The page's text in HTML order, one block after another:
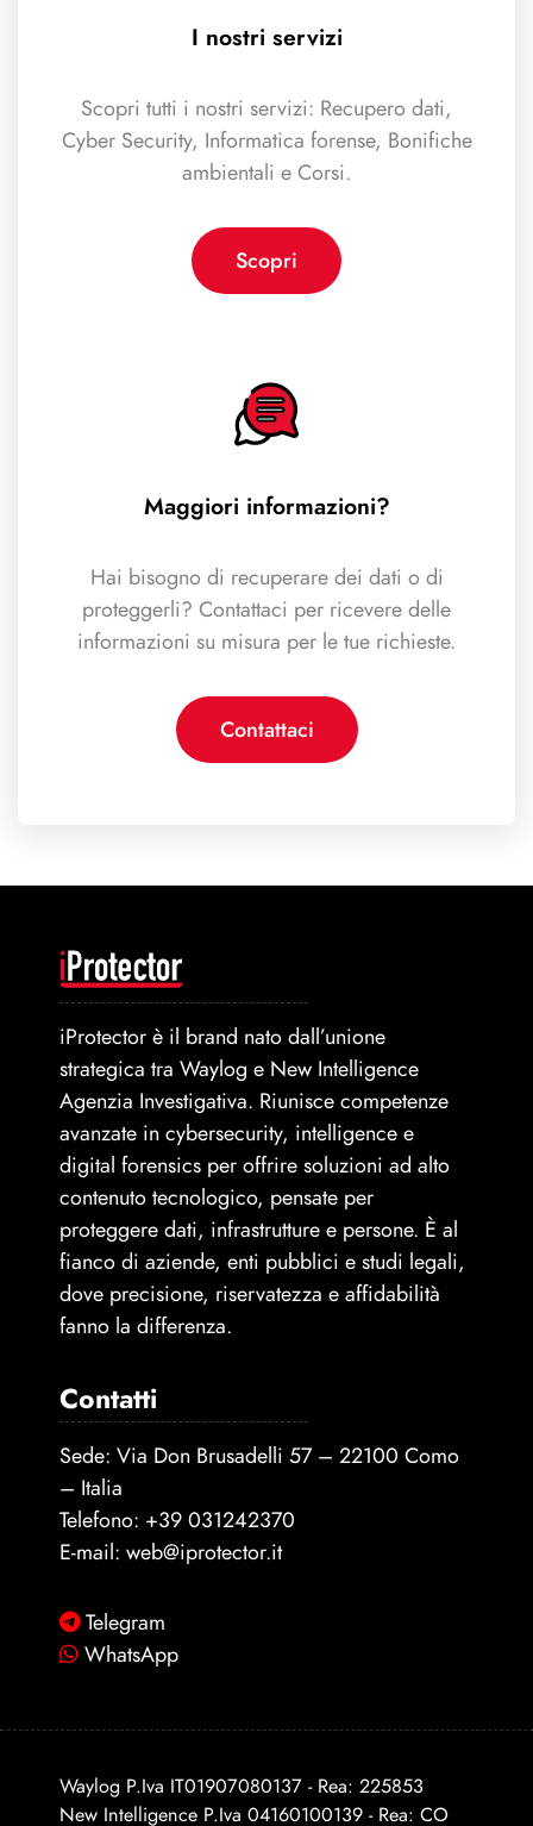
I nostri servizi
Scopri tutti i nostri servizi: Recupero dati,
Cyber Security, Informatica forense, Bonifiche
ambientali e Corsi.
Scopri
Maggiori informazioni?
Hai bisogno di recuperare dei dati o di
proteggerli? Contattaci per ricevere delle
informazioni su misura per le tue richieste.
Contattaci
iProtector è il brand nato dall’unione
strategica tra Waylog e New Intelligence
Agenzia Investigativa. Riunisce competenze
avanzate in cybersecurity, intelligence e
digital forensics per offrire soluzioni ad alto
contenuto tecnologico, pensate per
proteggere dati, infrastrutture e persone. È al
fianco di aziende, enti pubblici e studi legali,
dove precisione, riservatezza e affidabilità
fanno la differenza.
Contatti
Sede: Via Don Brusadelli 57 – 22100 Como
– Italia
Telefono: +39 031242370
E-mail: web@iprotector.it
Telegram
WhatsApp
Waylog P.Iva IT01907080137 - Rea: 225853
New Intelligence P.Iva 04160100139 - Rea: CO